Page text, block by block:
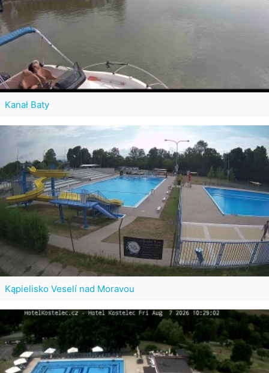
Kanał Baty
Kąpielisko Veselí nad Moravou